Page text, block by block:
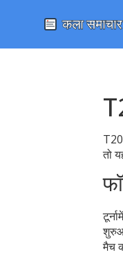
तो
मैच